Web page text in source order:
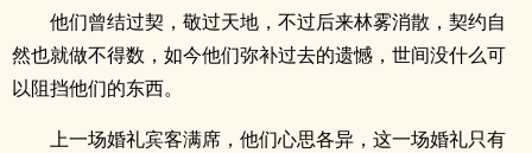
他们曾结过契，敬过天地，不过后来林雾消散，契约自
然也就做不得数，如今他们弥补过去的遗憾，世间没什么可
以阻挡他们的东西。
上一场婚礼宾客满席，他们心思各异，这一场婚礼只有